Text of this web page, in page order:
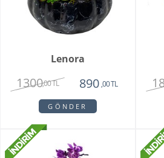
Lenora
1300,00 TL 890 ,00 TL
GÖNDER